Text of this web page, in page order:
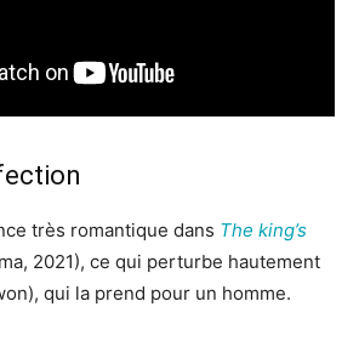
très romantique dans The king’s
2021), ce qui perturbe hautement
qui la prend pour un homme.